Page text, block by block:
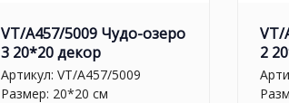
VT/A457/5009 Чудо-озеро
3 20*20 декор
Артикул: VT/A457/5009
Размер: 20*20 см
VT/
2